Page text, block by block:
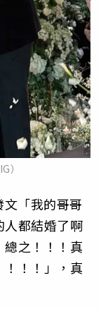
）
「我的哥哥
人都結婚了啊
之！！！真
！！」，真